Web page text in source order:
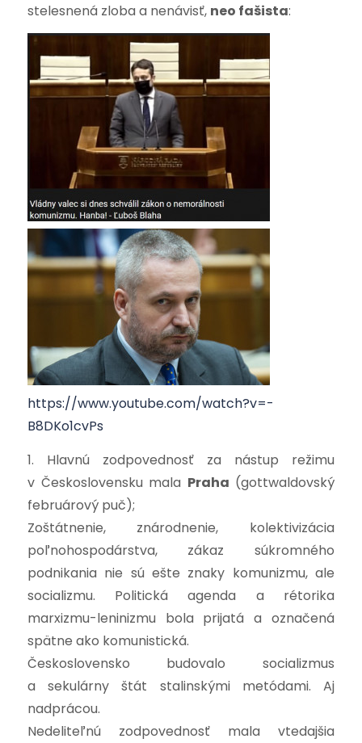
stelesnená zloba a nenávisť, neo fašista:
https://www.youtube.com/watch?v=-
B8DKo1cvPs
1. Hlavnú zodpovednosť za nástup režimu
v Československu mala Praha (gottwaldovský
februárový puč);
Zoštátnenie, znárodnenie, kolektivizácia
poľnohospodárstva, zákaz súkromného
podnikania nie sú ešte znaky komunizmu, ale
socializmu. Politická agenda a rétorika
marxizmu-leninizmu bola prijatá a označená
spätne ako komunistická.
Československo budovalo socializmus
a sekulárny štát stalinskými metódami. Aj
nadprácou.
Nedeliteľnú zodpovednosť mala vtedajšia